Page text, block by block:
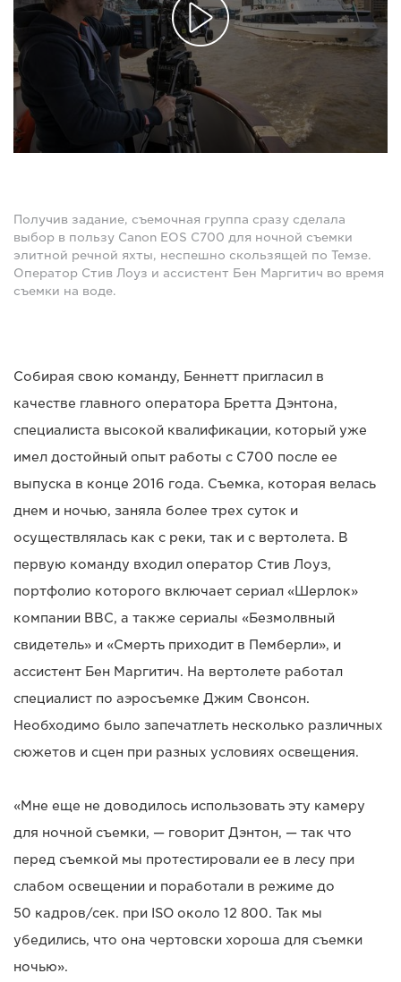
Получив задание, съемочная группа сразу сделала
выбор в пользу Canon EOS C700 для ночной съемки
элитной речной яхты, неспешно скользящей по Темзе.
Оператор Стив Лоуз и ассистент Бен Маргитич во время
съемки на воде.
Собирая свою команду, Беннетт пригласил в
качестве главного оператора Бретта Дэнтона,
специалиста высокой квалификации, который уже
имел достойный опыт работы с C700 после ее
выпуска в конце 2016 года. Съемка, которая велась
днем и ночью, заняла более трех суток и
осуществлялась как с реки, так и с вертолета. В
первую команду входил оператор Стив Лоуз,
портфолио которого включает сериал «Шерлок»
компании BBC, а также сериалы «Безмолвный
свидетель» и «Смерть приходит в Пемберли», и
ассистент Бен Маргитич. На вертолете работал
специалист по аэросъемке Джим Свонсон.
Необходимо было запечатлеть несколько различных
сюжетов и сцен при разных условиях освещения.
«Мне еще не доводилось использовать эту камеру
для ночной съемки, — говорит Дэнтон, — так что
перед съемкой мы протестировали ее в лесу при
слабом освещении и поработали в режиме до
50 кадров/сек. при ISO около 12 800. Так мы
убедились, что она чертовски хороша для съемки
ночью».